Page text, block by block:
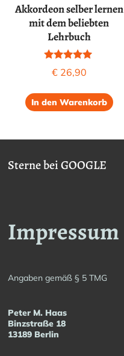
Akkordeon selber lernen
mit dem beliebten
Lehrbuch
Bewertet mit
5.00
€26,90
In den Warenkorb
Sterne bei GOOGLE
Impressum
Angaben gemäß § 5 TMG
Peter M. Haas
Binzstraße 18
13189 Berlin